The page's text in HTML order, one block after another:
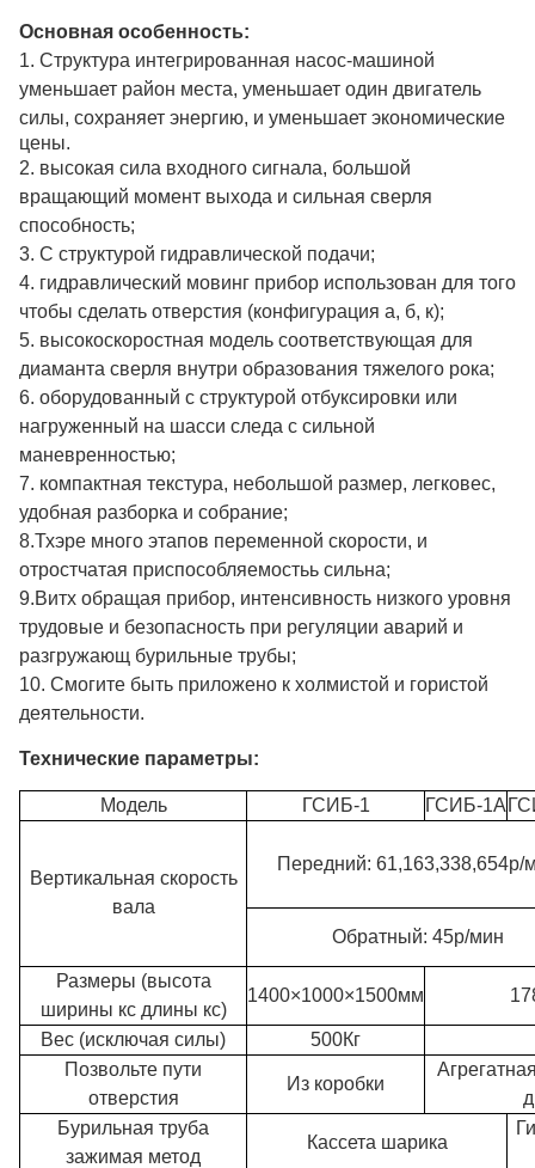
Основная особенность:
1. Структура интегрированная насос-машиной
уменьшает район места, уменьшает один двигатель
силы, сохраняет энергию, и уменьшает экономические
цены.
2. высокая сила входного сигнала, большой
вращающий момент выхода и сильная сверля
способность;
3. С структурой гидравлической подачи;
4. гидравлический мовинг прибор использован для того
чтобы сделать отверстия (конфигурация а, б, к);
5. высокоскоростная модель соответствующая для
диаманта сверля внутри образования тяжелого рока;
6. оборудованный с структурой отбуксировки или
нагруженный на шасси следа с сильной
маневренностью;
7. компактная текстура, небольшой размер, легковес,
удобная разборка и собрание;
8.Тхэре много этапов переменной скорости, и
отростчатая приспособляемостьь сильна;
9.Витх обращая прибор, интенсивность низкого уровня
трудовые и безопасность при регуляции аварий и
разгружающ бурильные трубы;
10. Смогите быть приложено к холмистой и гористой
деятельности.
Технические параметры:
Модель ГСИБ-1 ГСИБ-1А
Вертикальная скорость
вала
Передний: 61,163,338,654р/
Обратный: 45р/мин
Размеры (высота
ширины кс длины кс)
1400×1000×1500мм
Вес (исключая силы)
500Кг
Позвольте пути
отверстия
Из коробки
Бурильная труба
зажимая метод
Кассета шарика